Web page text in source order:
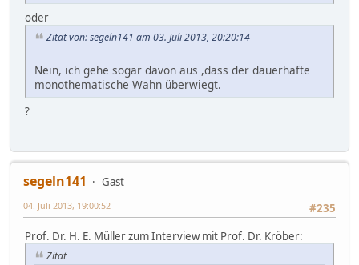
oder
Zitat von: segeln141 am 03. Juli 2013, 20:20:14
Nein, ich gehe sogar davon aus ,dass der dauerhafte
monothematische Wahn überwiegt.
?
segeln141
Gast
#235
04. Juli 2013, 19:00:52
Prof. Dr. H. E. Müller zum Interview mit Prof. Dr. Kröber:
Zitat